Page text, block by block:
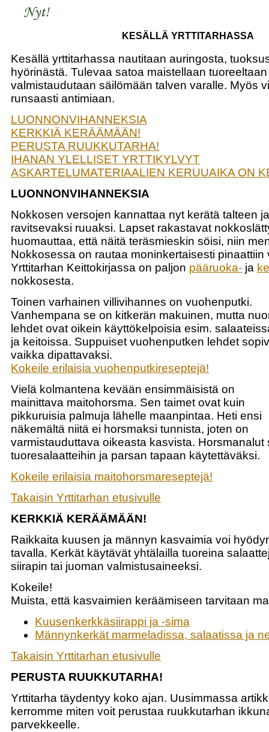
KESÄLLÄ YRTTITARHASSA
Kesällä yrttitarhassa nautitaan auringosta,
hyörinästä. Tulevaa satoa maistellaan
valmistaudutaan säilömään talven varalle. Myös
runsaasti antimiaan.
LUONNONVIHANNEKSIA
KERKKIÄ KERÄÄMÄÄN!
PERUSTA RUUKKUTARHA!
IHANAN YLELLISET YRTTIKYLVYT
ASKARTELUMATERIAALIEN KERUUAIKA ON
LUONNONVIHANNEKSIA
Nokkosen versojen kannattaa nyt kerätä talteen
ravitsevaksi ruuaksi. Lapset rakastavat
huomauttaa, että näitä teräsmieskin söisi, niin
Nokkosessa on rautaa moninkertaisesti pinaattiin
Yrttitarhan Keittokirjassa on paljon pääruoka- ja
nokkosesta.
Toinen varhainen villivihannes on vuohenputki.
Vanhempana se on kitkerän makuinen, mutta
lehdet ovat oikein käyttökelpoisia esim.
ja keitoissa. Suppuiset vuohenputken lehdet
vaikka dipattavaksi.
Kokeile erilaisia vuohenputkireseptejä!
Vielä kolmantena kevään ensimmäisistä on
mainittava maitohorsma. Sen taimet ovat kuin
pikkuruisia palmuja lähelle maanpintaa. Heti ensi
näkemältä niitä ei horsmaksi tunnista, joten on
varmistauduttava oikeasta kasvista. Horsmanalut
tuoresalaatteihin ja parsan tapaan käytettäväksi.
Kokeile erilaisia maitohorsmareseptejä!
Takaisin Yrttitarhan etusivulle
KERKKIÄ KERÄÄMÄÄN!
Raikkaita kuusen ja männyn kasvaimia voi
tavalla. Kerkät käytävät yhtälailla tuoreina
siirapin tai juoman valmistusaineeksi.
Kokeile!
Muista, että kasvaimien keräämiseen tarvitaan
Kuusenkerkkäsiirappi ja -sima
Männynkerkät marmeladissa, salaatissa ja
Takaisin Yrttitarhan etusivulle
PERUSTA RUUKKUTARHA!
Yrttitarha täydentyy koko ajan. Uusimmassa
kerromme miten voit perustaa ruukkutarhan
parvekkeelle.